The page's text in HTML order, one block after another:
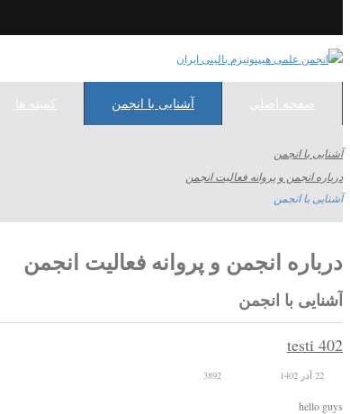
صفحه اصلی آشنایی با انجمن کمیته ها
آشنایی با انجمن
درباره انجمن و پروانه فعالیت انجمن
آشنایی با انجمن
درباره انجمن و پروانه فعالیت انجمن
آشنایی با انجمن
testi 402
22 آذر 1402 3892
hello guys